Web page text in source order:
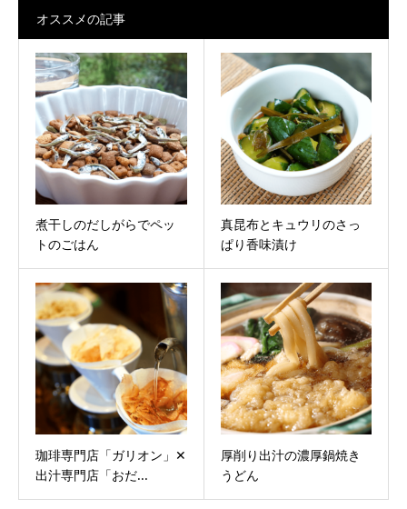
オススメの記事
煮干しのだしがらでペッ
トのごはん
真昆布とキュウリのさっ
ぱり香味漬け
珈琲専門店「ガリオン」✕
出汁専門店「おだ...
厚削り出汁の濃厚鍋焼き
うどん